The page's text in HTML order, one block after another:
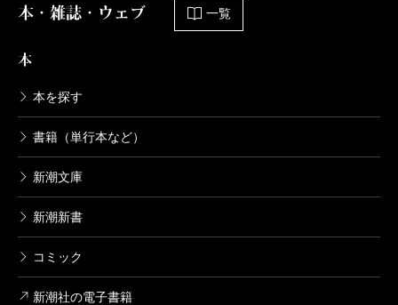
本・雑誌・ウェブ 一覧
本
本を探す
書籍（単行本など）
新潮文庫
新潮新書
コミック
新潮社の電子書籍